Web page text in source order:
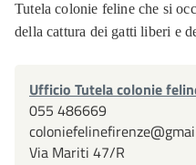
Tutela colonie feline che si
della cattura dei gatti liberi e
Ufficio Tutela colonie
055 486669
Via Mariti 47/R